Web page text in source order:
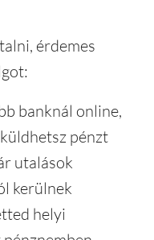
érdemes
banknál online,
pénzt
utalások
kerülnek
helyi